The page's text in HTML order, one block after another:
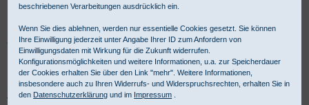
mbH ist Ihr kompetenter Partner für Produkte aus dem Bereich
'HEINE XHL XENON Halogenlampen für Untersuchungsleuchten'
Für gewerbliche Kunden ist Kauf auf Rechnung möglich.
Halogen Ersatzlampen für diverse Untersuchungsleuchten
von HEINE - Kategorieübersicht:
beschriebenen Verarbeitungen ausdrücklich ein.
Wenn Sie dies ablehnen, werden nur essentielle Cookies gesetzt. Sie können
Ihre Einwilligung jederzeit unter Angabe Ihrer ID zum Anfordern von
Einwilligungsdaten mit Wirkung für die Zukunft widerrufen.
Konfigurationsmöglichkeiten und weitere Informationen, u.a. zur Speicherdauer
der Cookies erhalten Sie über den Link "mehr". Weitere Informationen,
insbesondere auch zu Ihren Widerrufs- und Widerspruchsrechten, erhalten Sie in
den Datenschutzerklärung und im Impressum